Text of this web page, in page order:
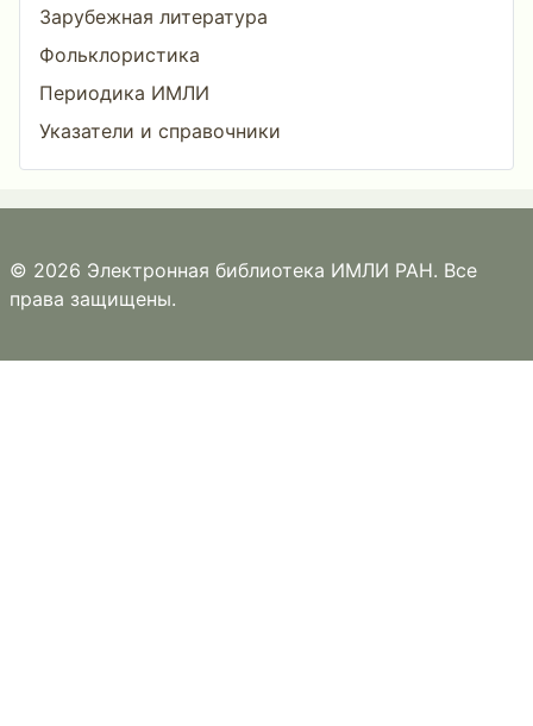
Зарубежная литература
Фольклористика
Периодика ИМЛИ
Указатели и справочники
© 2026 Электронная библиотека ИМЛИ РАН. Все
права защищены.